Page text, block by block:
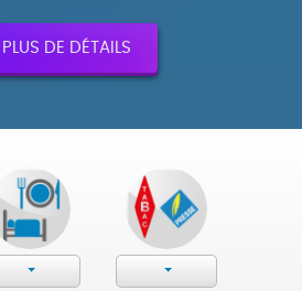
PLUS DE DÉTAILS